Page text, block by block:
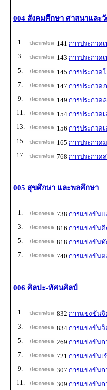
004 สังคมศึกษา ศาสนาและ
1. 141 การประกวด
3.
143 การประกวด
5.
145 การประกวด
7.
147 การประกวด
9.
149 การประกวด
11.
154 การประกวด
13.
156 การประกวด
15.
165 การประกวด
17.
768 การประกวด
005 สุขศึกษา และพลศึกษา
1. 738 การแข่งขันแ
3.
816 การแข่งขันคี
5.
818 การแข่งขันทั
7.
740 การแข่งขัน
006 ศิลปะ-ทัศนศิลป์
1. 832 การแข่งขันจิ
3.
834 การแข่งขันจิ
5.
269 การแข่งขันก
7.
721 การแข่งขันเ
9.
307 การแข่งขันก
11.
309 การแข่งขันก